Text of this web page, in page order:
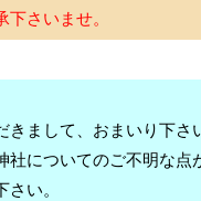
さいませ。
きまして、おまいり下さ
社についてのご不明な点
い。